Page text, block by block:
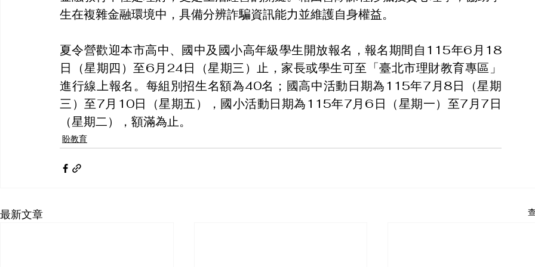
生在複雜金融環境中，具備分辨詐騙資訊能力並維護自身權益。
夏令營歡迎本市高中、國中及國小高年級學生開放報名，報名期間自115年6月18
日（星期四）至6月24日（星期三）止，家長或學生可至「臺北市理財教育專區」
進行線上報名。每組別招生名額為40名；國高中活動日期為115年7月8日（星期
三）至7月10日（星期五），國小活動日期為115年7月6日（星期一）至7月7日
（星期二），額滿為止。
盼教育
最新文章